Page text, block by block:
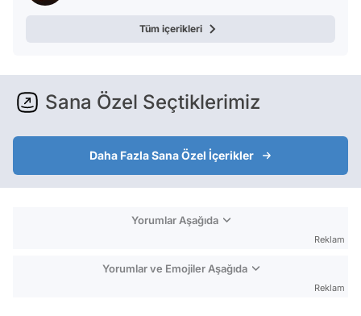
Tüm içerikleri
Sana Özel Seçtiklerimiz
Daha Fazla Sana Özel İçerikler
Yorumlar Aşağıda
Reklam
Yorumlar ve Emojiler Aşağıda
Reklam